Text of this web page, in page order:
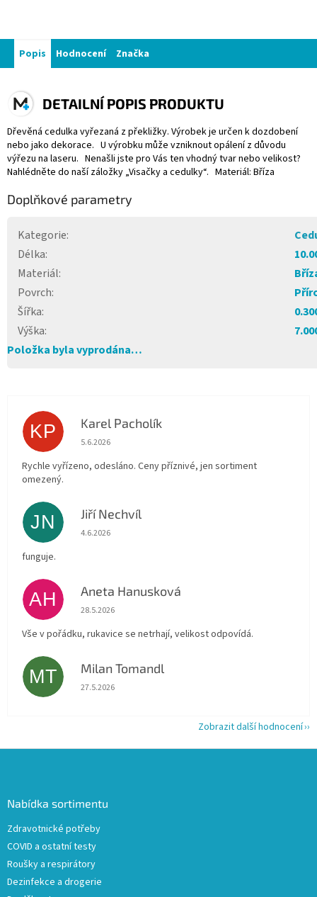
Popis Hodnocení Značka
DETAILNÍ POPIS PRODUKTU
Dřevěná cedulka vyřezaná z překližky. Výrobek je určen k dozdobení
nebo jako dekorace. U výrobku může vzniknout opálení z důvodu
výřezu na laseru. Nenašli jste pro Vás ten vhodný tvar nebo velikost?
Nahlédněte do naší záložky „Visačky a cedulky“. Materiál: Bříza
Doplňkové parametry
Kategorie:
Délka:
Materiál:
Povrch:
Šířka:
Výška:
Položka byla vyprodána…
KP Karel Pacholík
Hodnocení obchodu je 4 z 5 hvězdiček.
5.6.2026
Rychle vyřízeno, odesláno. Ceny příznivé, jen sortiment
omezený.
JN Jiří Nechvíl
Hodnocení obchodu je 5 z 5 hvězdiček.
4.6.2026
funguje.
AH Aneta Hanusková
Hodnocení obchodu je 5 z 5 hvězdiček.
28.5.2026
Vše v pořádku, rukavice se netrhají, velikost odpovídá.
MT Milan Tomandl
Hodnocení obchodu je 5 z 5 hvězdiček.
27.5.2026
Zobrazit další hodnocení
Nabídka sortimentu
Zdravotnické potřeby
COVID a ostatní testy
Roušky a respirátory
Dezinfekce a drogerie